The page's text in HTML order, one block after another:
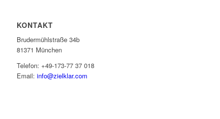
KONTAKT
Brudermühlstraße 34b
81371 München
Telefon: +49-173-77 37 018
Email: info@zielklar.com